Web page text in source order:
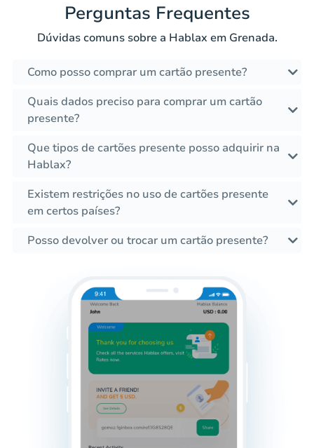
Perguntas Frequentes
Dúvidas comuns sobre a Hablax em Grenada.
Como posso comprar um cartão presente?
Quais dados preciso para comprar um cartão
presente?
Que tipos de cartões presente posso adquirir na
Hablax?
Existem restrições no uso de cartões presente
em certos países?
Posso devolver ou trocar um cartão presente?